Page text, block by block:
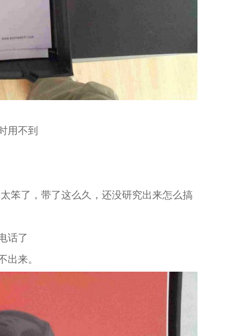
用不到
笨了，带了这么久，还没研究出来怎么搞
话了
来。